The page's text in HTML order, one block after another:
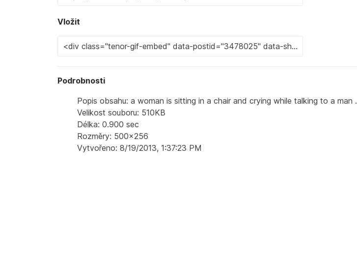
Vložit
Podrobnosti
Popis obsahu: a woman is sitting in a chair and crying while talking to a man .
Velikost souboru: 510KB
Délka: 0.900 sec
Rozměry: 500x256
Vytvořeno: 8/19/2013, 1:37:23 PM